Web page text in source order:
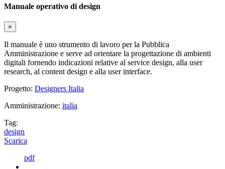
Manuale operativo di design
×
Il manuale è uno strumento di lavoro per la Pubblica
Amministrazione e serve ad orientare la progettazione di ambienti
digitali fornendo indicazioni relative al service design, alla user
research, al content design e alla user interface.
Progetto: Designers Italia
Amministrazione: italia
Tag:
design
Scarica
pdf